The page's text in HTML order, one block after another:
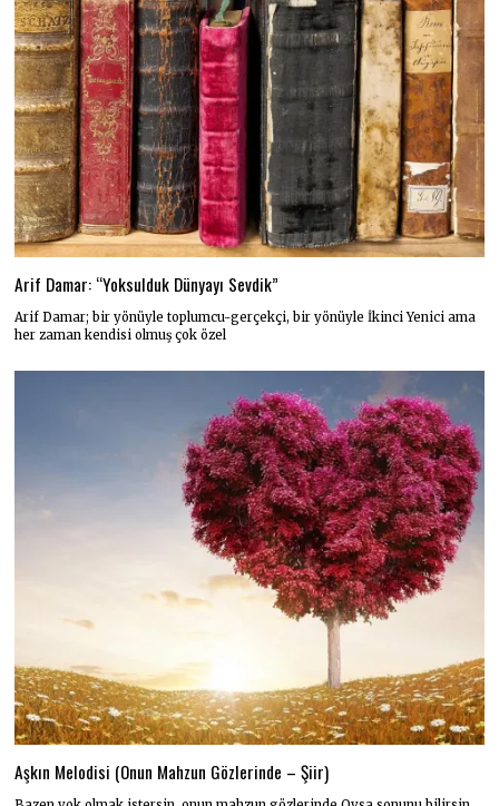
Arif Damar: “Yoksulduk Dünyayı Sevdik”
Arif Damar; bir yönüyle toplumcu-gerçekçi, bir yönüyle İkinci Yenici ama
her zaman kendisi olmuş çok özel
Aşkın Melodisi (Onun Mahzun Gözlerinde – Şiir)